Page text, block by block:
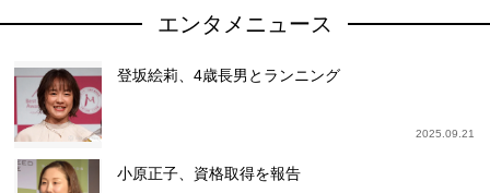
エンタメニュース
登坂絵莉、4歳長男とランニング
2025.09.21
小原正子、資格取得を報告